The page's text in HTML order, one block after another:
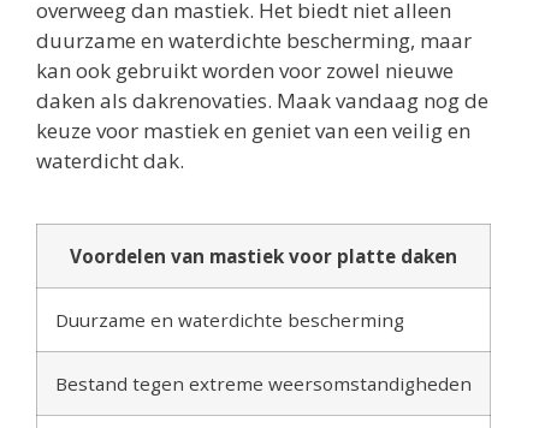
overweeg dan mastiek. Het biedt niet alleen
duurzame en waterdichte bescherming, maar
kan ook gebruikt worden voor zowel nieuwe
daken als dakrenovaties. Maak vandaag nog de
keuze voor mastiek en geniet van een veilig en
waterdicht dak.
Voordelen van mastiek voor platte daken
Duurzame en waterdichte bescherming
Bestand tegen extreme weersomstandigheden